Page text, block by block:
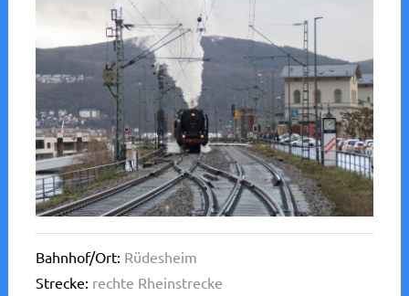
Bahnhof/Ort: Rüdesheim
Strecke: rechte Rheinstrecke